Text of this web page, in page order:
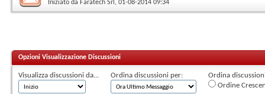
Iniziato da Faratech Srl , 01-08-2014 09:34
Opzioni Visualizzazione Discussioni
Visualizza discussioni da... Ordina discussioni per:
Ordina
Ordine